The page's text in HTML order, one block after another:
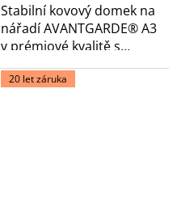
Stabilní kovový domek na
nářadí AVANTGARDE® A3
v prémiové kvalitě s
pultovou...
20 let záruka